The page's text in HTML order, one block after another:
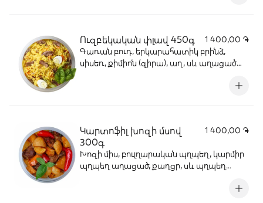
Ուզբեկական փլավ 450գ
1 400,00 ֏
Գառան բուդ, երկարահատիկ բրինձ,
սիսեռ, քիմիոն (զիրա), աղ, սև աղացած
Կարտոֆիլ խոզի մսով
300գ
1 400,00 ֏
Խոզի միս, բուլղարական պղպեղ, կարմիր
պղպեղ աղացած, քաղցր, սև պղպեղ